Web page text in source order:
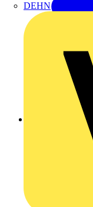
DEHN
Zurück zu